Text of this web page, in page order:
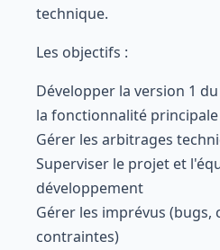
technique.
Les objectifs :
Développer la version 1
la fonctionnalité principale
Gérer les arbitrages
Superviser le projet et
développement
Gérer les imprévus (bugs,
contraintes)